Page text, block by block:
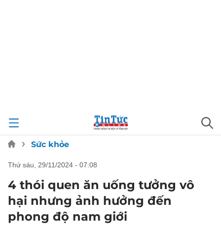
Sức khỏe
thứ sáu, 29/11/2024 - 07:08
4 thói quen ăn uống tưởng vô
hại nhưng ảnh hưởng đến
phong độ nam giới